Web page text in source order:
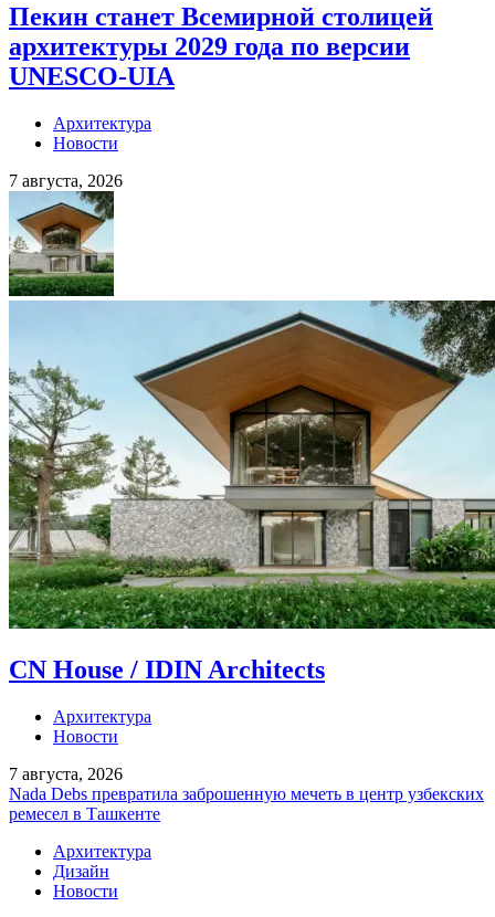
Пекин станет Всемирной столицей
архитектуры 2029 года по версии
UNESCO-UIA
Архитектура
Новости
7 августа, 2026
CN House / IDIN Architects
Архитектура
Новости
7 августа, 2026
Nada Debs превратила заброшенную мечеть в центр узбекских
ремесел в Ташкенте
Архитектура
Дизайн
Новости